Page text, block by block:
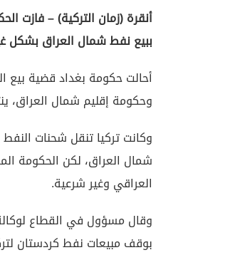
ببيع نفط شمال العراق بشكل
أحالت حكومة بغداد قضية بيع
وحكومة إقليم شمال العراق،
وكانت تركيا تنقل شحنات
شمال العراق، لكن الحكومة
العراقي وغير شرعية.
وقال مسؤول في القطاع
بوقف مبيعات نفط كردستان